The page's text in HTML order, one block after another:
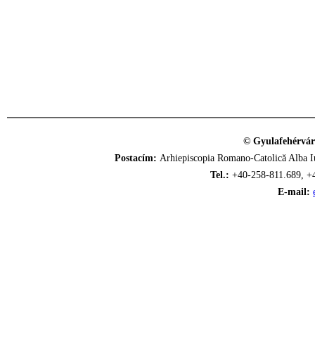
©
Postacím: Arhiepiscopia Romano-Catolică
Tel.: +40-258-811.689,
E-mail: